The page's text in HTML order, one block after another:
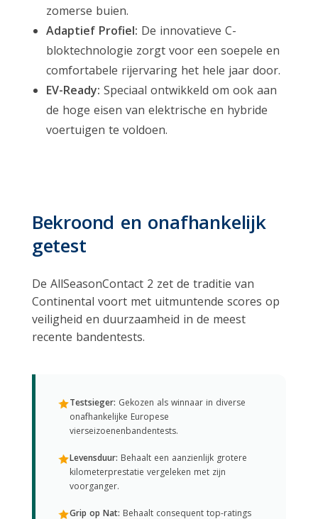
zomerse buien.
Adaptief Profiel: De innovatieve C-
bloktechnologie zorgt voor een soepele en
comfortabele rijervaring het hele jaar door.
EV-Ready: Speciaal ontwikkeld om ook aan
de hoge eisen van elektrische en hybride
voertuigen te voldoen.
Bekroond en onafhankelijk
getest
De AllSeasonContact 2 zet de traditie van
Continental voort met uitmuntende scores op
veiligheid en duurzaamheid in de meest
recente bandentests.
Testsieger: Gekozen als winnaar in diverse
onafhankelijke Europese
vierseizoenenbandentests.
Levensduur: Behaalt een aanzienlijk grotere
kilometerprestatie vergeleken met zijn
voorganger.
Grip op Nat: Behaalt consequent top-ratings